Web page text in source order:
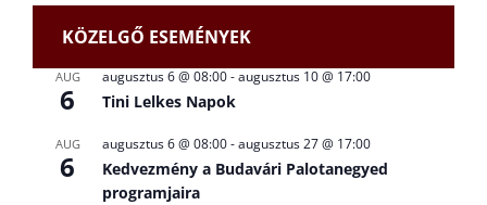
KÖZELGŐ ESEMÉNYEK
AUG
6
augusztus 6 @ 08:00-augusztus 10 @ 17:00
Tini Lelkes Napok
AUG
6
augusztus 6 @ 08:00-augusztus 27 @ 17:00
Kedvezmény a Budavári Palotanegyed
programjaira